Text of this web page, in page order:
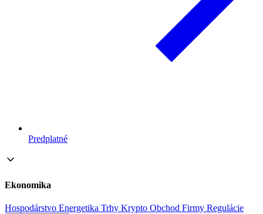
Predplatné
Ekonomika
Hospodárstvo Energetika Trhy Krypto Obchod Firmy Regulácie